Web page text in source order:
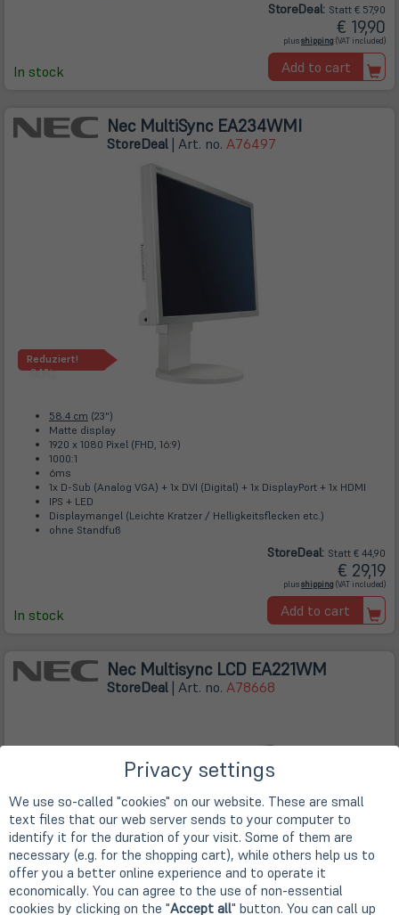
In stock
StoreDeal: Statt € 57,90
€ 19,90
plusshipping (öffnet
in
neuem
Tab)
(VAT included)
Add to cart
Nec MultiSync EA234WMI
StoreDeal | Art. no. A76497
Reduziert!
-34%
58.4 cm (23")
Matte display
1920 x 1080 Pixel (FHD, 16:9)
1000:1
6ms
1x D-Sub (Analog VGA) + 1x DVI (Digital) + 1x DisplayPort + 1x HDMI
IPS + LED
Displaymangel (Leichte Kratzer / Helligkeitsflecken etc.)
ohne Standfuß
In stock
StoreDeal: Statt € 44,90
€ 29,19
plusshipping (öffnet
in
neuem
Tab)
(VAT included)
Add to cart
Nec Multisync LCD EA221WM
StoreDeal | Art. no. A78668
Reduziert!
Privacy settings
We use so-called "cookies" on our website. These are small
text files that our web server sends to your computer to
identify it for the duration of your visit. Some of them are
necessary (e.g. for the shopping cart), while others help us to
offer you a better online experience and to operate it
economically. You can agree to the use of non-essential
cookies by clicking on the "Accept all" button. You can call up